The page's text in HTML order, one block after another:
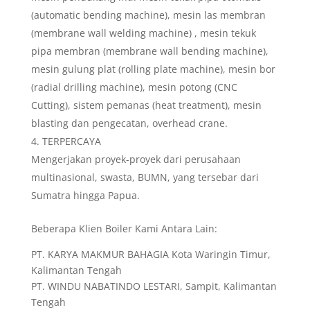
(automatic bending machine), mesin las membran
(membrane wall welding machine) , mesin tekuk
pipa membran (membrane wall bending machine),
mesin gulung plat (rolling plate machine), mesin bor
(radial drilling machine), mesin potong (CNC
Cutting), sistem pemanas (heat treatment), mesin
blasting dan pengecatan, overhead crane.
TERPERCAYA
Mengerjakan proyek-proyek dari perusahaan
multinasional, swasta, BUMN, yang tersebar dari
Sumatra hingga Papua.
Beberapa Klien Boiler Kami Antara Lain:
PT. KARYA MAKMUR BAHAGIA Kota Waringin Timur,
Kalimantan Tengah
PT. WINDU NABATINDO LESTARI, Sampit, Kalimantan
Tengah